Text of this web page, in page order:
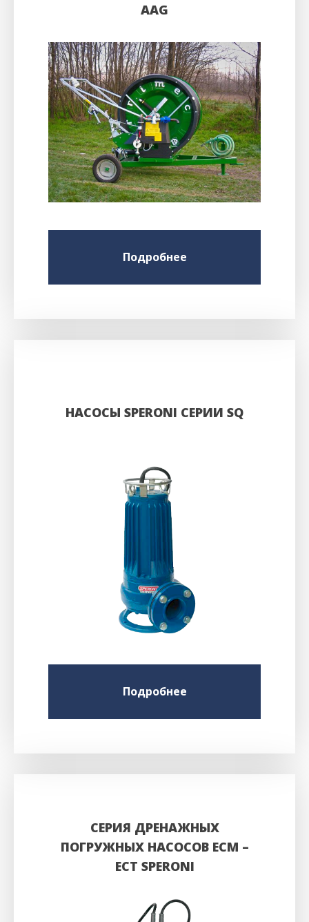
AAG
Подробнее
НАСОСЫ SPERONI СЕРИИ SQ
Подробнее
СЕРИЯ ДРЕНАЖНЫХ
ПОГРУЖНЫХ НАСОСОВ ECM –
ECT SPERONI